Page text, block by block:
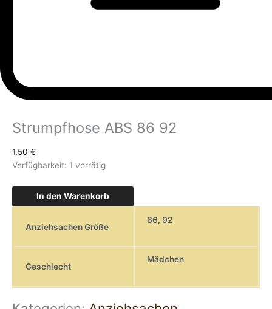
Strumpfhose ABS 86 92
1,50 €
Verfügbarkeit: 1 vorrätig
In den Warenkorb
Anziehsachen Größe
86, 92
Geschlecht
Mädchen